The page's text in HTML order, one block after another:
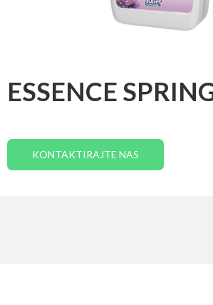
ESSENCE
KONTAKTIRAJTE NAS